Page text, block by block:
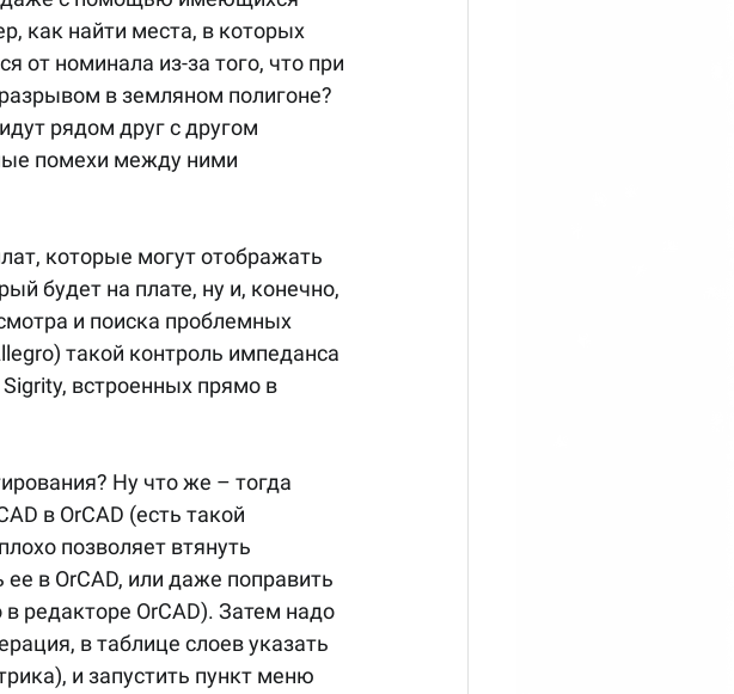
как найти места, в которых
от номинала из-за того, что при
в земляном полигоне?
рядом друг с другом
помехи между ними
которые могут отображать
будет на плате, ну и, конечно,
и поиска проблемных
такой контроль импеданса
встроенных прямо в
Ну что же – тогда
в OrCAD (есть такой
позволяет втянуть
в OrCAD, или даже поправить
редакторе OrCAD). Затем надо
в таблице слоев указать
и запустить пункт меню